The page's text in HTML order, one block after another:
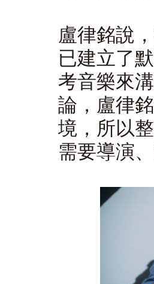
盧律銘說
已建立了
考音樂來
論，盧律
境，所以
需要導演